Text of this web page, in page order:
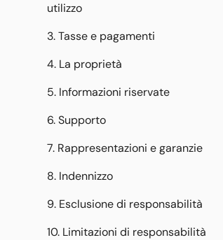
utilizzo
3. Tasse e pagamenti
4. La proprietà
5. Informazioni riservate
6. Supporto
7. Rappresentazioni e garanzie
8. Indennizzo
9. Esclusione di responsabilità
10. Limitazioni di responsabilità